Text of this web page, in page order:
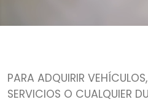
PARA ADQUIRIR
SERVICIOS O CUALQUIER